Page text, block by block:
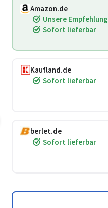
Amazon.de
Unsere Empfehlung
Sofort lieferbar
Kaufland.de
Sofort lieferbar
berlet.de
Sofort lieferbar